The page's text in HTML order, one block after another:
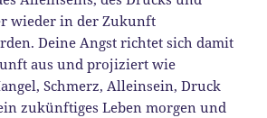
wieder in der Zukunft
Deine Angst richtet sich damit
aus und projiziert wie
Schmerz, Alleinsein, Druck
zukünftiges Leben morgen und